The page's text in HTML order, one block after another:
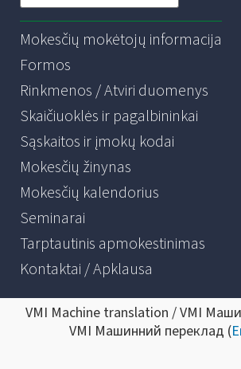
Mokesčių mokėtojų informacija
Formos
Rinkmenos / Atviri duomenys
Skaičiuoklės ir pagalbininkai
Sąskaitos ir įmokų kodai
Mokesčių žinynas
Mokesčių kalendorius
Seminarai
Tarptautinis apmokestinimas
Kontaktai / Apklausa
VMI Machine translation / VMI
VMI Машинний переклад (